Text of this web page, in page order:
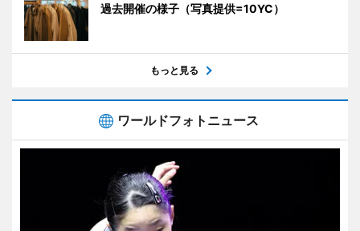
過去開催の様子（写真提供=10YC）
もっと見る
ワールドフォトニュース